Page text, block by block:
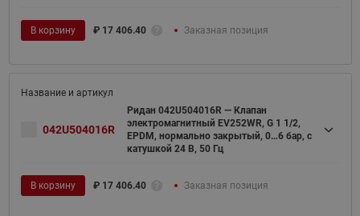
В корзину ₽ 17 406.40 Заказная позиция
042U504016R
Ридан 042U504016R — Клапан
электромагнитный EV252WR, G 1 1/2,
EPDM, нормально закрытый, 0…6 бар, с
катушкой 24 В, 50 Гц
В корзину ₽ 17 406.40 Заказная позиция